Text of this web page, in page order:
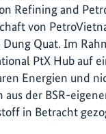
Refining and
von
Quat. Im
PtX Hub auf
Energien und
aus der BSR-
in Betracht